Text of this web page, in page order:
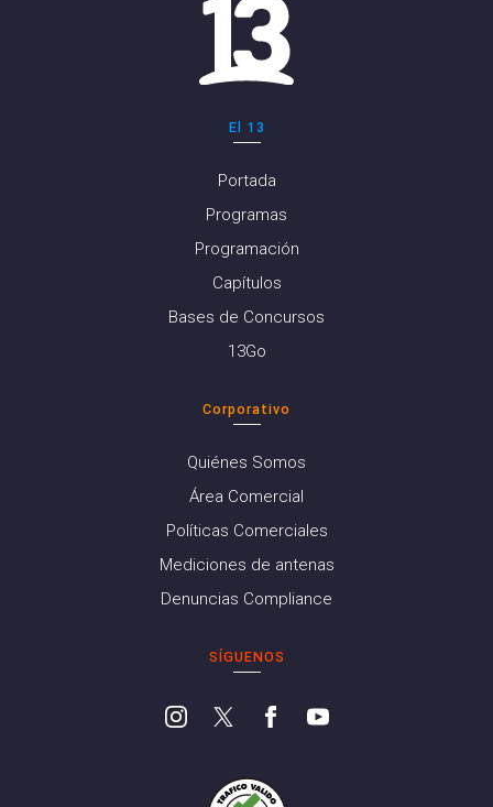
El 13
Portada
Programas
Programación
Capítulos
Bases de Concursos
13Go
Corporativo
Quiénes Somos
Área Comercial
Políticas Comerciales
Mediciones de antenas
Denuncias Compliance
SÍGUENOS